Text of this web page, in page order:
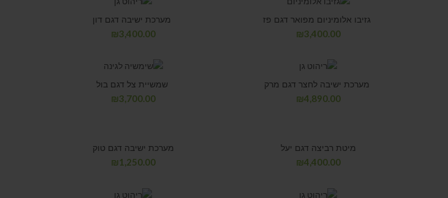
גזיבו אלומיניום מפואר דגם פז
₪3,400.00
מערכת ישיבה דגם דון
₪3,400.00
מערכת ישיבה לחצר דגם מרק
₪4,890.00
שמשיית צל דגם בול
₪3,700.00
מיטת רביצה דגם יעל
₪4,400.00
מערכת ישיבה דגם טוק
₪1,250.00